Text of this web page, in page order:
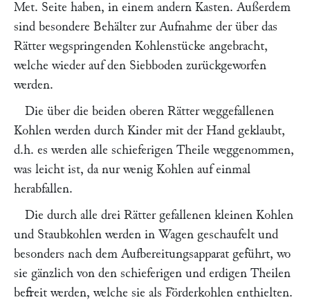
Met. Seite haben, in einem andern Kasten. Außerdem
sind besondere Behälter zur Aufnahme der über das
Rätter wegspringenden Kohlenstücke angebracht,
welche wieder auf den Siebboden zurückgeworfen
werden.
Die über die beiden oberen Rätter weggefallenen
Kohlen werden durch Kinder mit der Hand geklaubt,
d.h. es werden alle schieferigen Theile weggenommen,
was leicht ist, da nur wenig Kohlen auf einmal
herabfallen.
Die durch alle drei Rätter gefallenen kleinen Kohlen
und Staubkohlen werden in Wagen geschaufelt und
besonders nach dem Aufbereitungsapparat geführt, wo
sie gänzlich von den schieferigen und erdigen Theilen
befreit werden, welche sie als Förderkohlen enthielten.